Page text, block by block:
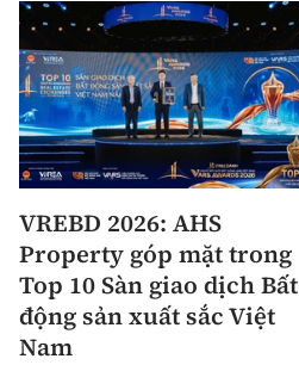
VREBD 2026: AHS
Property góp mặt trong
Top 10 Sàn giao dịch Bất
động sản xuất sắc Việt
Nam